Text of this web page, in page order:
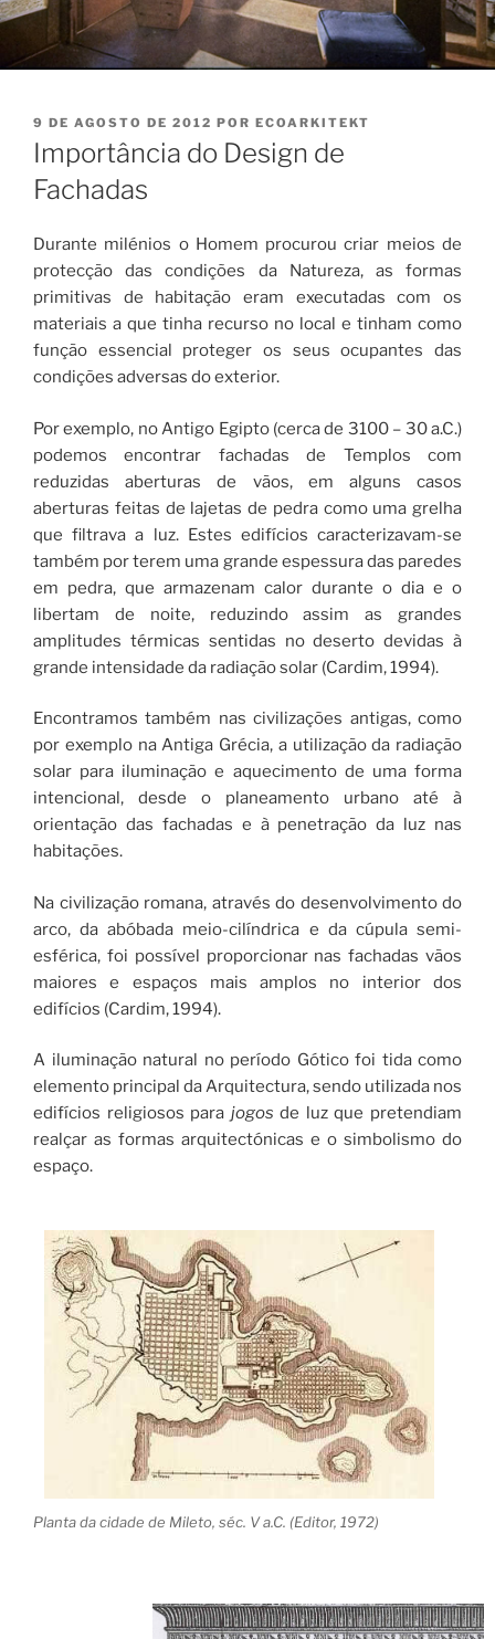
PUBLICADO
EM
9 DE AGOSTO DE 2012 POR ECOARKITEKT
Importância do Design de
Fachadas
Durante milénios o Homem procurou criar meios de
protecção das condições da Natureza, as formas
primitivas de habitação eram executadas com os
materiais a que tinha recurso no local e tinham como
função essencial proteger os seus ocupantes das
condições adversas do exterior.
Por exemplo, no Antigo Egipto (cerca de 3100 – 30 a.C.)
podemos encontrar fachadas de Templos com
reduzidas aberturas de vãos, em alguns casos
aberturas feitas de lajetas de pedra como uma grelha
que filtrava a luz. Estes edifícios caracterizavam-se
também por terem uma grande espessura das paredes
em pedra, que armazenam calor durante o dia e o
libertam de noite, reduzindo assim as grandes
amplitudes térmicas sentidas no deserto devidas à
grande intensidade da radiação solar (Cardim, 1994).
Encontramos também nas civilizações antigas, como
por exemplo na Antiga Grécia, a utilização da radiação
solar para iluminação e aquecimento de uma forma
intencional, desde o planeamento urbano até à
orientação das fachadas e à penetração da luz nas
habitações.
Na civilização romana, através do desenvolvimento do
arco, da abóbada meio-cilíndrica e da cúpula semi-
esférica, foi possível proporcionar nas fachadas vãos
maiores e espaços mais amplos no interior dos
edifícios (Cardim, 1994).
A iluminação natural no período Gótico foi tida como
elemento principal da Arquitectura, sendo utilizada nos
edifícios religiosos para jogos de luz que pretendiam
realçar as formas arquitectónicas e o simbolismo do
espaço.
Planta da cidade de Mileto, séc. V a.C. (Editor, 1972)